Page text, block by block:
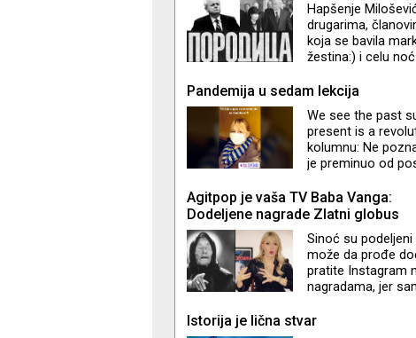
Hapšenje
drugarima,
koja se bavila
žestina:) i celu
sad samo dao
Pandemija u sedam lekcija
We see the past
present is a
kolumnu: Ne
je preminuo od
sam ušla na
vremena rani
Agitpop je vaša TV Baba Vanga:
Dodeljene nagrade Zlatni globus
Sinoć su
može da prođe
pratite Instagram
nagradama, jer
objavim samo
Istorija je lična stvar